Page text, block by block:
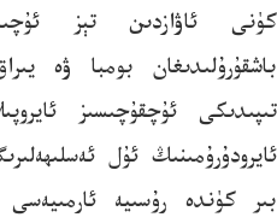
كۈنى ئاۋازدىن تېز
باشقۇرۇلىدىغان بومبا ۋە
تىپىدىكى ئۇچقۇچىسىز
ئايرودۇرۇمىنىڭ ئۇل
بىر كۈندە رۇسىيە